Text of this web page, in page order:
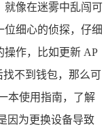
就像在迷雾中乱闯可
位细心的侦探，仔细
操作，比如更新 AP
找不到钱包，那么可
本使用指南，了解
因为更换设备导致